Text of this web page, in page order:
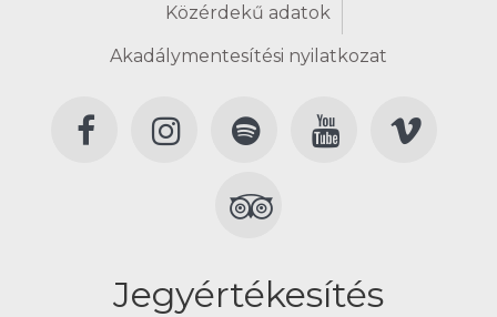
Közérdekű adatok
Akadálymentesítési nyilatkozat
Jegyértékesítés